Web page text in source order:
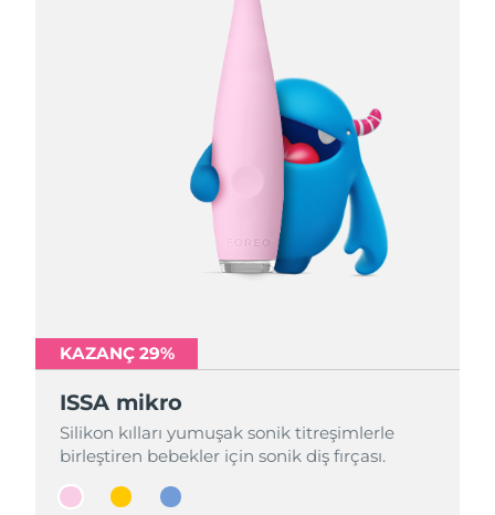
KAZANÇ 29%
ISSA mikro
Silikon kılları yumuşak sonik titreşimlerle
birleştiren bebekler için sonik diş fırçası.
KAZANÇ 29%
ISSA mikro
Silikon kılları yumuşak sonik titreşimlerle
birleştiren bebekler için sonik diş fırçası.
KAZANÇ 29%
ISSA mikro
Silikon kılları yumuşak sonik titreşimlerle
birleştiren bebekler için sonik diş fırçası.